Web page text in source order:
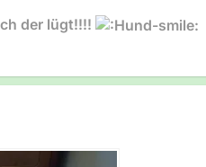
der lügt!!!!